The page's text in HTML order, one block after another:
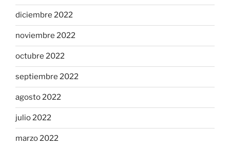
diciembre 2022
noviembre 2022
octubre 2022
septiembre 2022
agosto 2022
julio 2022
marzo 2022